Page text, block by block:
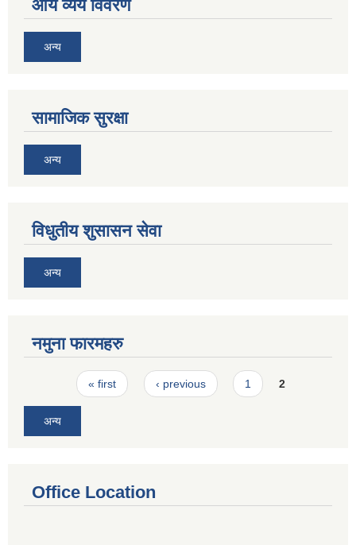
आय व्यय विवरण
अन्य
सामाजिक सुरक्षा
अन्य
विधुतीय शुसासन सेवा
अन्य
नमुना फारमहरु
Pages« first ‹ previous 1 2
अन्य
Office Location